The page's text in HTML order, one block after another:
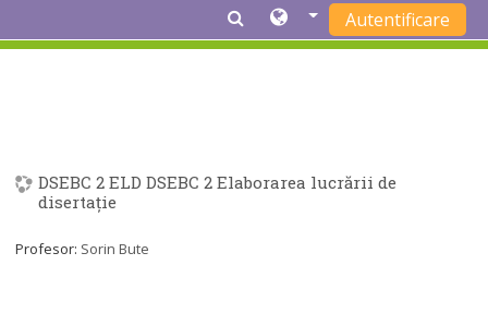
Autentificare
DSEBC 2 ELD DSEBC 2 Elaborarea lucrării de
disertație
Profesor: Sorin Bute